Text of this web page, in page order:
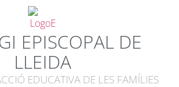
EPISCOPAL DE
LLEIDA
EDUCATIVA DE LES FAMÍLIES